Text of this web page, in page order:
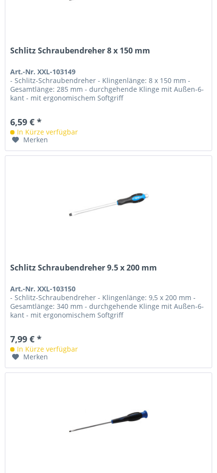
Schlitz Schraubendreher 8 x 150 mm
Art.-Nr. XXL-103149
- Schlitz-Schraubendreher - Klingenlänge: 8 x 150 mm -
Gesamtlänge: 285 mm - durchgehende Klinge mit Außen-6-
kant - mit ergonomischem Softgriff
6,59 € *
In Kürze verfügbar
Merken
Schlitz Schraubendreher 9.5 x 200 mm
Art.-Nr. XXL-103150
- Schlitz-Schraubendreher - Klingenlänge: 9,5 x 200 mm -
Gesamtlänge: 340 mm - durchgehende Klinge mit Außen-6-
kant - mit ergonomischem Softgriff
7,99 € *
In Kürze verfügbar
Merken